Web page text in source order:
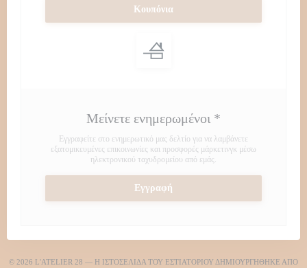
Κουπόνια
Μείνετε ενημερωμένοι *
Εγγραφείτε στο ενημερωτικό μας δελτίο για να λαμβάνετε
εξατομικευμένες επικοινωνίες και προσφορές μάρκετινγκ μέσω
ηλεκτρονικού ταχυδρομείου από εμάς.
Εγγραφή
© 2026 L'ATELIER 28 — Η ΙΣΤΟΣΕΛΊΔΑ ΤΟΥ ΕΣΤΙΑΤΟΡΊΟΥ ΔΗΜΙΟΥΡΓΉΘΗΚΕ ΑΠΌ